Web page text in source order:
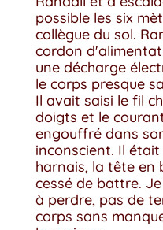
possible les six
collègue du sol.
cordon
une décharge
le corps presque
Il avait saisi le fil
doigts et le
engouffré dans
inconscient. Il
harnais, la tête
cessé de battre.
à perdre, pas de
corps sans